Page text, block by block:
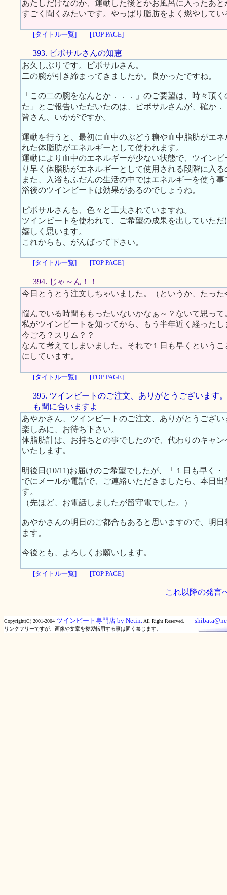
あたしだけなのか、運動した後とかお風呂に入ったあと
すごく聞くみたいです。やっばり脂肪をよく燃やしてい
[タイトル一覧] [TOP PAGE]
393. ピポサルさんの知恵
お久しぶりです。ピポサルさん。
二の腕が引き締まってきましたか。良かったですね。
「この二の腕をなんとか．．．」のご要望は、時々頂
た」とご報告いただいたのは、ピポサルさんが、確か
皆さん、いかがですか。
運動を行うと、最初に血中のぶどう糖や血中脂肪がエ
れた体脂肪がエネルギーとして使われます。
運動により血中のエネルギーが少ない状態で、ツイン
り早く体脂肪がエネルギーとして使用される段階に入
また、入浴もふだんの生活の中ではエネルギーを使う
浴後のツインビートは効果があるのでしょうね。
ピポサルさんも、色々と工夫されていますね。
ツインビートを使われて、ご希望の成果を出していた
嬉しく思います。
これからも、がんばって下さい。
[タイトル一覧] [TOP PAGE]
394. じゃ～ん！！
今日とうとう注文しちゃいました。（というか、たった
悩んでいる時間ももったいないかなぁ～？ないて思って
私がツインビートを知ってから、もう半年近く経った
今ごろ？スリム？？
なんて考えてしまいました。それで１日も早くという
にしています。
[タイトル一覧] [TOP PAGE]
395. ツインビートのご注文、ありがとうございます
も間に合いますよ
あやかさん、ツインビートのご注文、ありがとうござい
楽しみに、お待ち下さい。
体脂肪計は、お持ちとの事でしたので、代わりのキャ
いたします。
明後日(10/11)お届けのご希望でしたが、「１日も早く
でにメールか電話で、ご連絡いただきましたら、本日
す。
（先ほど、お電話しましたが留守電でした。）
あやかさんの明日のご都合もあると思いますので、明
ます。
今後とも、よろしくお願いします。
[タイトル一覧] [TOP PAGE]
これ以降の発言
Copyright(C) 2001-2004 ツインビート専門店 by Netin. All Right Reserved.
リンクフリーですが、画像や文章を複製転用する事は固く禁じます。